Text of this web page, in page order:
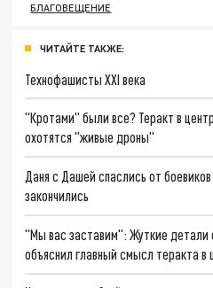
БЛАГОВЕЩЕНИЕ
ЧИТАЙТЕ ТАКЖЕ:
Технофашисты XXI века
"Кротами" были все? Теракт в
охотятся "живые дроны"
Даня с Дашей спаслись от
закончились
"Мы вас заставим": Жуткие детали
объяснил главный смысл теракта в